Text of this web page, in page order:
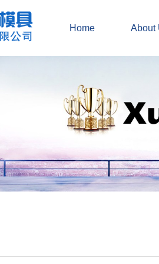
Home About